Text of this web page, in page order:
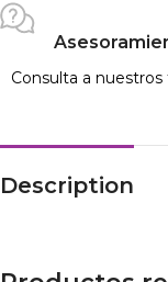
Consulta a
Description